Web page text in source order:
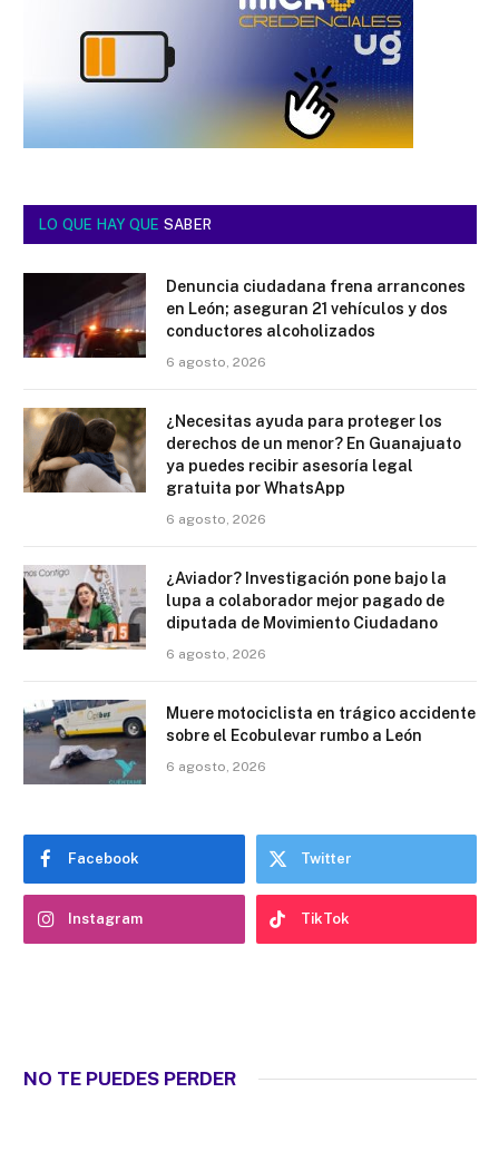
LO QUE HAY QUE SABER
Denuncia ciudadana frena arrancones
en León; aseguran 21 vehículos y dos
conductores alcoholizados
6 agosto, 2026
¿Necesitas ayuda para proteger los
derechos de un menor? En Guanajuato
ya puedes recibir asesoría legal
gratuita por WhatsApp
6 agosto, 2026
¿Aviador? Investigación pone bajo la
lupa a colaborador mejor pagado de
diputada de Movimiento Ciudadano
6 agosto, 2026
Muere motociclista en trágico accidente
sobre el Ecobulevar rumbo a León
6 agosto, 2026
Facebook Twitter
Instagram TikTok
NO TE PUEDES PERDER